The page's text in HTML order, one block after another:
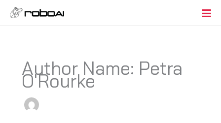
Author Name: Petra
O'Rourke